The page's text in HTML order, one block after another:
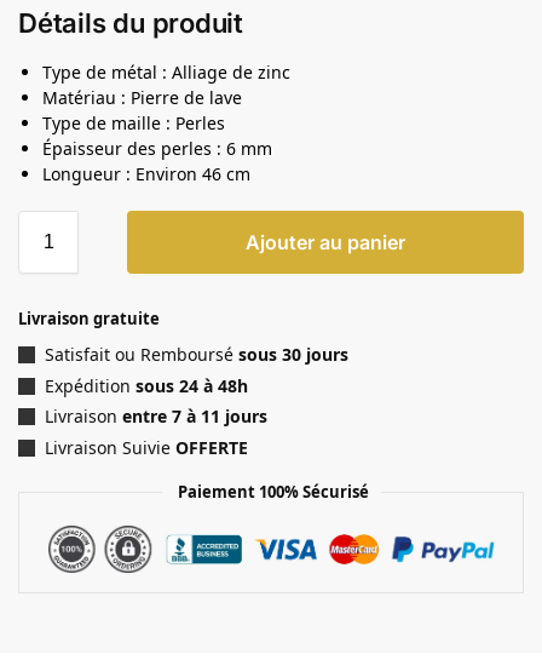
Détails du produit
Type de métal : Alliage de zinc
Matériau : Pierre de lave
Type de maille : Perles
Épaisseur des perles : 6 mm
Longueur : Environ 46 cm
Ajouter au panier
Livraison gratuite
Satisfait ou Remboursé sous 30 jours
Expédition sous 24 à 48h
Livraison entre 7 à 11 jours
Livraison Suivie OFFERTE
Paiement 100% Sécurisé